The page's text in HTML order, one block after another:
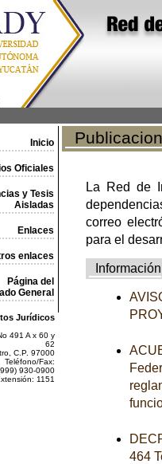
Inicio
Oficiales
y Tesis
Aisladas
Enlaces
enlaces
Página del
General
Jurídicos
491 A x 60 y
62
C.P. 97000
Teléfono/Fax:
930-0900
1151
La Red de
correo
para el
Información
464